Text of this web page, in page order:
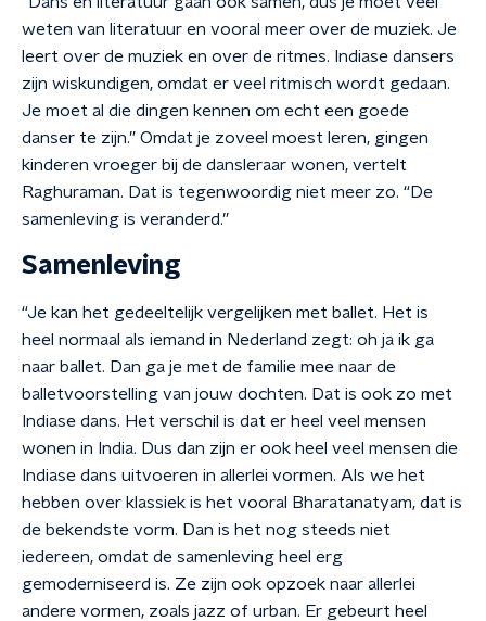
weten van literatuur en vooral meer over de muziek. Je
leert over de muziek en over de ritmes. Indiase dansers
zijn wiskundigen, omdat er veel ritmisch wordt gedaan.
Je moet al die dingen kennen om echt een goede
danser te zijn.” Omdat je zoveel moest leren, gingen
kinderen vroeger bij de dansleraar wonen, vertelt
Raghuraman. Dat is tegenwoordig niet meer zo. “De
samenleving is veranderd.”
Samenleving
“Je kan het gedeeltelijk vergelijken met ballet. Het is
heel normaal als iemand in Nederland zegt: oh ja ik ga
naar ballet. Dan ga je met de familie mee naar de
balletvoorstelling van jouw dochten. Dat is ook zo met
Indiase dans. Het verschil is dat er heel veel mensen
wonen in India. Dus dan zijn er ook heel veel mensen die
Indiase dans uitvoeren in allerlei vormen. Als we het
hebben over klassiek is het vooral Bharatanatyam, dat is
de bekendste vorm. Dan is het nog steeds niet
iedereen, omdat de samenleving heel erg
gemoderniseerd is. Ze zijn ook opzoek naar allerlei
andere vormen, zoals jazz of urban. Er gebeurt heel